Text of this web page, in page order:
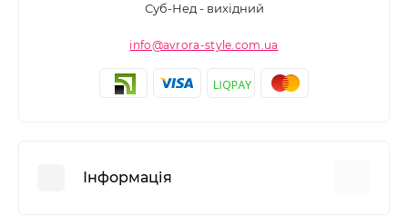
Суб-Нед - вихідний
info@avrora-style.com.ua
Інформація